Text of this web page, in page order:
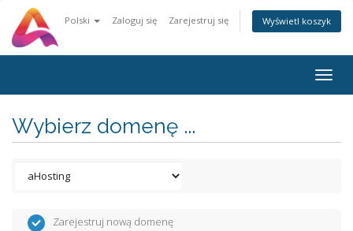
Polski Zaloguj się Zarejestruj się Wyświetl koszyk
Wybierz domenę ...
Zarejestruj nową domenę